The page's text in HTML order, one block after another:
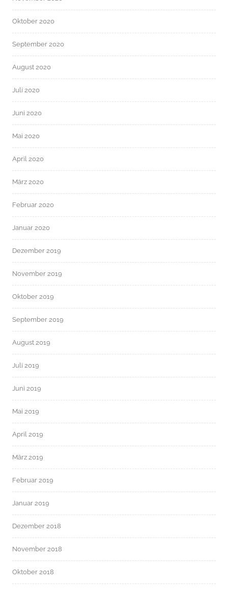
Oktober 2020
September 2020
August 2020
Juli 2020
Juni 2020
Mai 2020
April 2020
März 2020
Februar 2020
Januar 2020
Dezember 2019
November 2019
Oktober 2019
September 2019
August 2019
Juli 2019
Juni 2019
Mai 2019
April 2019
März 2019
Februar 2019
Januar 2019
Dezember 2018
November 2018
Oktober 2018